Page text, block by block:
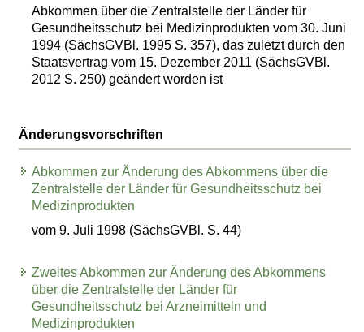
Abkommen über die Zentralstelle der Länder für
Gesundheitsschutz bei Medizinprodukten vom 30. Juni
1994 (SächsGVBl. 1995 S. 357), das zuletzt durch den
Staatsvertrag vom 15. Dezember 2011 (SächsGVBl.
2012 S. 250) geändert worden ist
Änderungsvorschriften
Abkommen zur Änderung des Abkommens über die
Zentralstelle der Länder für Gesundheitsschutz bei
Medizinprodukten
vom 9. Juli 1998 (SächsGVBl. S. 44)
Zweites Abkommen zur Änderung des Abkommens
über die Zentralstelle der Länder für
Gesundheitsschutz bei Arzneimitteln und
Medizinprodukten